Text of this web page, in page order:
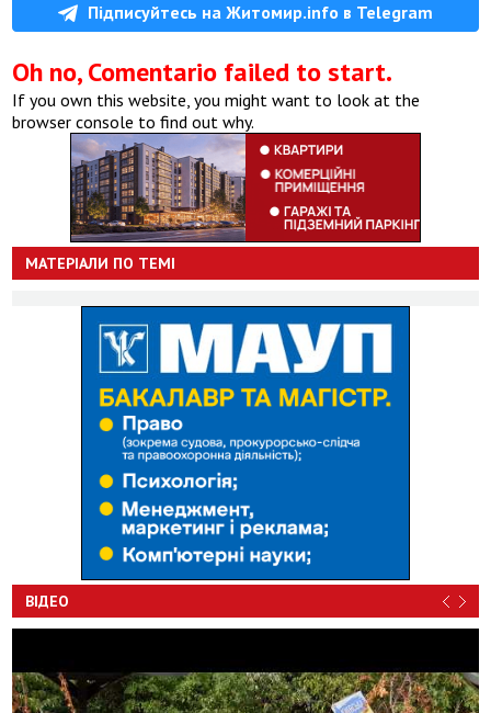
Підписуйтесь на Житомир.info в Telegram
Oh no, Comentario failed to start.
If you own this website, you might want to look at the
browser console to find out why.
МАТЕРІАЛИ ПО ТЕМІ
ВІДЕО